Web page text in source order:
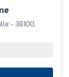
- 38100,